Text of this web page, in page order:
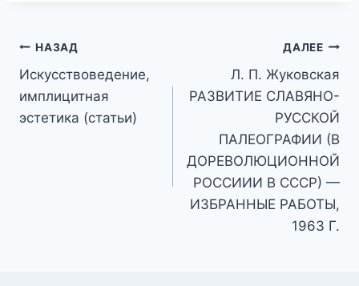
Навигация
по
записям
НАЗАД
Искусствоведение,
имплицитная
эстетика (статьи)
ДАЛЕЕ
Л. П. Жуковская
РАЗВИТИЕ СЛАВЯНО-
РУССКОЙ
ПАЛЕОГРАФИИ (В
ДОРЕВОЛЮЦИОННОЙ
РОССИИИ В СССР) —
ИЗБРАННЫЕ РАБОТЫ,
1963 Г.